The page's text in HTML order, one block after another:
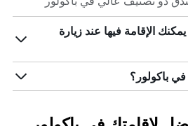
الإقامة فيها عند زيارة
باكولور؟